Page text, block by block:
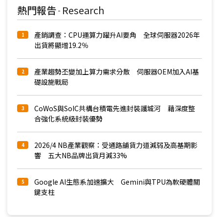
熱門報告 - Research
1
產銷調查：CPU運算力躍升AI要角 全球伺服器2026年
出貨將顯增19.2％
2
產業趨勢丕變加上算力需求分散 伺服器OEM加入AI基
礎設施戰局
3
CoWoS與SoIC共構台積電先進封裝護城河 藉深度整
合強化系統級封裝優勢
4
2026/4 NB產業觀察：受通路舖貨力道減弱及高基期影
響 五大NB品牌出貨月減33%
5
Google AI生態系加速擴大 Gemini與TPU為軟硬體關
鍵支柱